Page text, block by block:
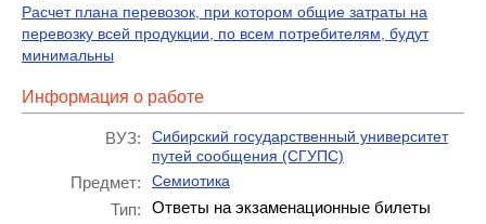
Расчет плана перевозок, при котором общие затраты на
перевозку всей продукции, по всем потребителям, будут
минимальны
Информация о работе
ВУЗ:
Сибирский государственный университет
путей сообщения (СГУПС)
Предмет: Семиотика
Тип:
Ответы на экзаменационные билеты